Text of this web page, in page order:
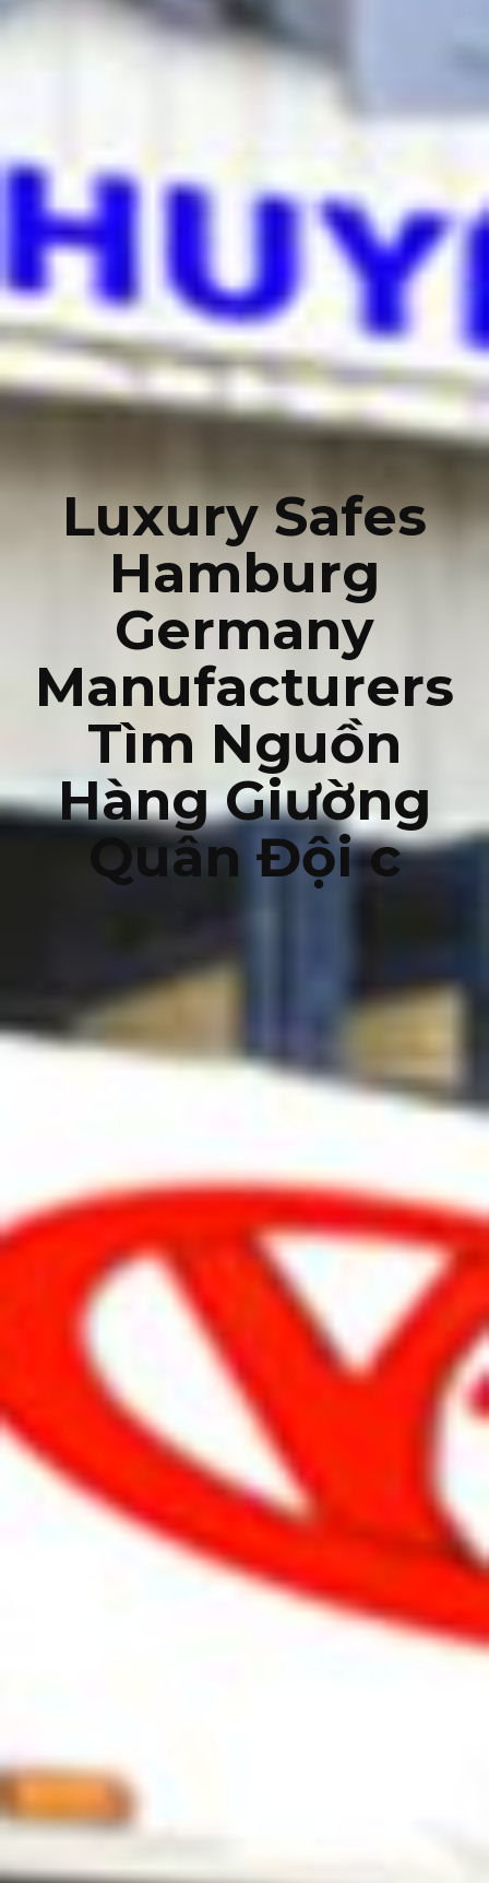
Luxury Safes
Hamburg
Germany
Manufacturers
Tìm Nguồn
Hàng Giường
Quân Đội c